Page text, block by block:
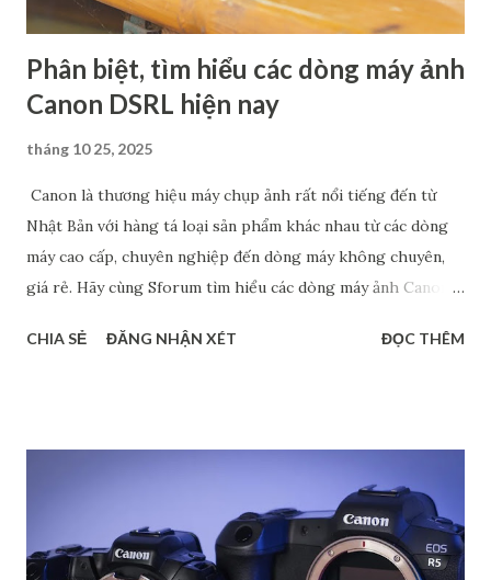
Phân biệt, tìm hiểu các dòng máy ảnh
Canon DSRL hiện nay
tháng 10 25, 2025
Canon là thương hiệu máy chụp ảnh rất nổi tiếng đến từ
Nhật Bản với hàng tá loại sản phẩm khác nhau từ các dòng
máy cao cấp, chuyên nghiệp đến dòng máy không chuyên,
giá rẻ. Hãy cùng Sforum tìm hiểu các dòng máy ảnh Canon
Crop. Chắc chắn rằng, các thông tin này sẽ giúp bạn tìm ra
đặc điểm riêng để phục vụ cho các đối tượng người dùng
khác nhau. Dòng 1 số - Dòng cao cấp dành cho chuyên
nghiệp Đây là loại cao cấp nhất trong các dòng máy ảnh
CHIA SẺ ĐĂNG NHẬN XÉT ĐỌC THÊM